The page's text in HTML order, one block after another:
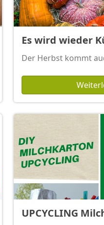
Es wird wieder
Der Herbst kommt
UPCYCLING